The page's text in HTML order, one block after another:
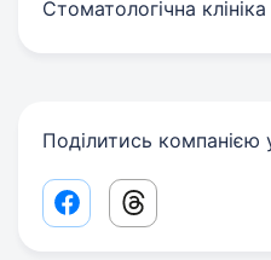
Стоматологічна клініка
Поділитись
Facebook share link
Threads share